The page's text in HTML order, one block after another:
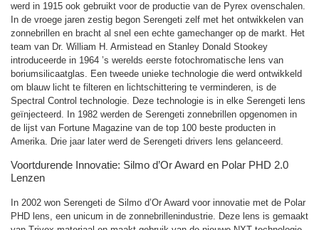
werd in 1915 ook gebruikt voor de productie van de Pyrex ovenschalen.
In de vroege jaren zestig begon Serengeti zelf met het ontwikkelen van
zonnebrillen en bracht al snel een echte gamechanger op de markt. Het
team van Dr. William H. Armistead en Stanley Donald Stookey
introduceerde in 1964 ’s werelds eerste fotochromatische lens van
boriumsilicaatglas. Een tweede unieke technologie die werd ontwikkeld
om blauw licht te filteren en lichtschittering te verminderen, is de
Spectral Control technologie. Deze technologie is in elke Serengeti lens
geïnjecteerd. In 1982 werden de Serengeti zonnebrillen opgenomen in
de lijst van Fortune Magazine van de top 100 beste producten in
Amerika. Drie jaar later werd de Serengeti drivers lens gelanceerd.
Voortdurende Innovatie: Silmo d’Or Award en Polar PHD 2.0
Lenzen
In 2002 won Serengeti de Silmo d’Or Award voor innovatie met de Polar
PHD lens, een unicum in de zonnebrillenindustrie. Deze lens is gemaakt